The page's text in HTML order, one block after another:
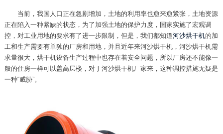
当前，我国人口正在急剧增加，土地的利用率也愈来愈紧张，土地资源
正在陷入一种紧缺的状态，为了加强土地的保护力度，国家实施了宏观调
控，对工业用地的要求有了进一步限制，但是，我们都知道河沙烘干机的加
工和生产需要有单独的厂房和用地，并且近年来河沙烘干机，河沙烘干机需
求量很大，烘干机设备生产过程中也存在着安全问题，所以厂房还不能像一
般的住房一样可以盖高层楼，对于河沙烘干机厂家来，这种调控措施无疑是
一种“威胁”。